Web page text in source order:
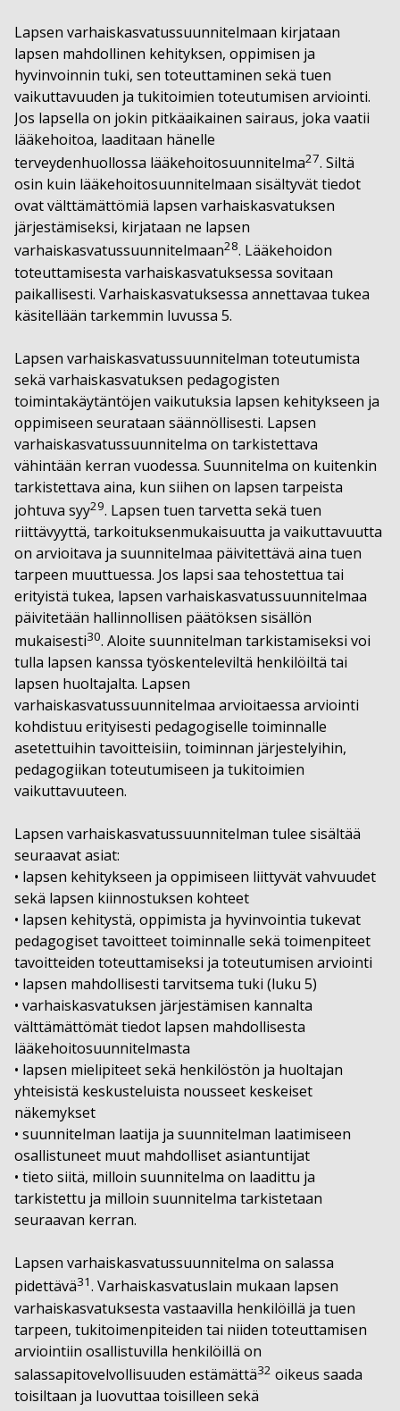
Lapsen varhaiskasvatussuunnitelmaan kirjataan
lapsen mahdollinen kehityksen, oppimisen ja
hyvinvoinnin tuki, sen toteuttaminen sekä tuen
vaikuttavuuden ja tukitoimien toteutumisen arviointi.
Jos lapsella on jokin pitkäaikainen sairaus, joka vaatii
lääkehoitoa, laaditaan hänelle
terveydenhuollossa lääkehoitosuunnitelma27. Siltä
osin kuin lääkehoitosuunnitelmaan sisältyvät tiedot
ovat välttämättömiä lapsen varhaiskasvatuksen
järjestämiseksi, kirjataan ne lapsen
varhaiskasvatussuunnitelmaan28. Lääkehoidon
toteuttamisesta varhaiskasvatuksessa sovitaan
paikallisesti. Varhaiskasvatuksessa annettavaa tukea
käsitellään tarkemmin luvussa 5.
Lapsen varhaiskasvatussuunnitelman toteutumista
sekä varhaiskasvatuksen pedagogisten
toimintakäytäntöjen vaikutuksia lapsen kehitykseen ja
oppimiseen seurataan säännöllisesti. Lapsen
varhaiskasvatussuunnitelma on tarkistettava
vähintään kerran vuodessa. Suunnitelma on kuitenkin
tarkistettava aina, kun siihen on lapsen tarpeista
johtuva syy29. Lapsen tuen tarvetta sekä tuen
riittävyyttä, tarkoituksenmukaisuutta ja vaikuttavuutta
on arvioitava ja suunnitelmaa päivitettävä aina tuen
tarpeen muuttuessa. Jos lapsi saa tehostettua tai
erityistä tukea, lapsen varhaiskasvatussuunnitelmaa
päivitetään hallinnollisen päätöksen sisällön
mukaisesti30. Aloite suunnitelman tarkistamiseksi voi
tulla lapsen kanssa työskenteleviltä henkilöiltä tai
lapsen huoltajalta. Lapsen
varhaiskasvatussuunnitelmaa arvioitaessa arviointi
kohdistuu erityisesti pedagogiselle toiminnalle
asetettuihin tavoitteisiin, toiminnan järjestelyihin,
pedagogiikan toteutumiseen ja tukitoimien
vaikuttavuuteen.
Lapsen varhaiskasvatussuunnitelman tulee sisältää
seuraavat asiat:
• lapsen kehitykseen ja oppimiseen liittyvät vahvuudet
sekä lapsen kiinnostuksen kohteet
• lapsen kehitystä, oppimista ja hyvinvointia tukevat
pedagogiset tavoitteet toiminnalle sekä toimenpiteet
tavoitteiden toteuttamiseksi ja toteutumisen arviointi
• lapsen mahdollisesti tarvitsema tuki (luku 5)
• varhaiskasvatuksen järjestämisen kannalta
välttämättömät tiedot lapsen mahdollisesta
lääkehoitosuunnitelmasta
• lapsen mielipiteet sekä henkilöstön ja huoltajan
yhteisistä keskusteluista nousseet keskeiset
näkemykset
• suunnitelman laatija ja suunnitelman laatimiseen
osallistuneet muut mahdolliset asiantuntijat
• tieto siitä, milloin suunnitelma on laadittu ja
tarkistettu ja milloin suunnitelma tarkistetaan
seuraavan kerran.
Lapsen varhaiskasvatussuunnitelma on salassa
pidettävä31. Varhaiskasvatuslain mukaan lapsen
varhaiskasvatuksesta vastaavilla henkilöillä ja tuen
tarpeen, tukitoimenpiteiden tai niiden toteuttamisen
arviointiin osallistuvilla henkilöillä on
salassapitovelvollisuuden estämättä32 oikeus saada
toisiltaan ja luovuttaa toisilleen sekä